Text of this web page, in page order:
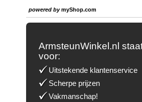
powered bymyShop.com
ArmsteunWinkel.nl
voor:
Uitstekende klantenservice
Scherpe prijzen
Vakmanschap!